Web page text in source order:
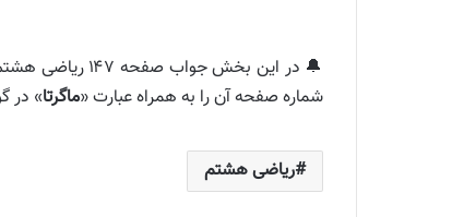
شماره صفحه آن را به همراه عبارت «ماگرتا» در
ریاضی هشتم